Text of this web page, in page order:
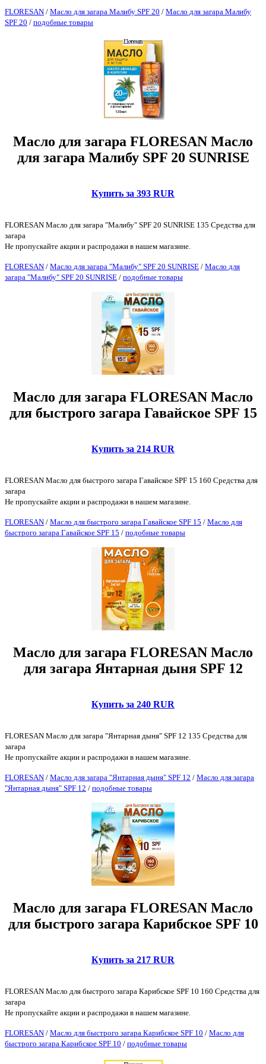
FLORESAN / Масло для загара Малибу SPF 20 / Масло для загара Малибу
SPF 20 / подобные товары
Масло для загара FLORESAN Масло
для загара Малибу SPF 20 SUNRISE
Купить за 393 RUR
FLORESAN Масло для загара "Малибу" SPF 20 SUNRISE 135 Средства для
загара
Не пропускайте акции и распродажи в нашем магазине.
FLORESAN / Масло для загара "Малибу" SPF 20 SUNRISE / Масло для
загара "Малибу" SPF 20 SUNRISE / подобные товары
Масло для загара FLORESAN Масло
для быстрого загара Гавайское SPF 15
Купить за 214 RUR
FLORESAN Масло для быстрого загара Гавайское SPF 15 160 Средства для
загара
Не пропускайте акции и распродажи в нашем магазине.
FLORESAN / Масло для быстрого загара Гавайское SPF 15 / Масло для
быстрого загара Гавайское SPF 15 / подобные товары
Масло для загара FLORESAN Масло
для загара Янтарная дыня SPF 12
Купить за 240 RUR
FLORESAN Масло для загара "Янтарная дыня" SPF 12 135 Средства для
загара
Не пропускайте акции и распродажи в нашем магазине.
FLORESAN / Масло для загара "Янтарная дыня" SPF 12 / Масло для загара
"Янтарная дыня" SPF 12 / подобные товары
Масло для загара FLORESAN Масло
для быстрого загара Карибское SPF 10
Купить за 217 RUR
FLORESAN Масло для быстрого загара Карибское SPF 10 160 Средства для
загара
Не пропускайте акции и распродажи в нашем магазине.
FLORESAN / Масло для быстрого загара Карибское SPF 10 / Масло для
быстрого загара Карибское SPF 10 / подобные товары